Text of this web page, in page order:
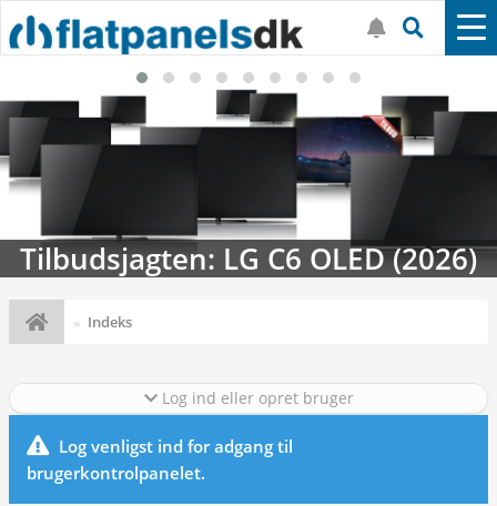
Tilbudsjagten: LG C6 OLED (2026)
Indeks
Log ind eller opret bruger
Log venligst ind for adgang til
brugerkontrolpanelet.